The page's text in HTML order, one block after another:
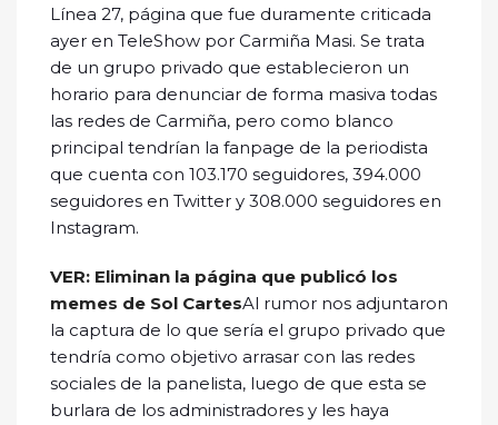
Línea 27, página que fue duramente criticada
ayer en TeleShow por Carmiña Masi. Se trata
de un grupo privado que establecieron un
horario para denunciar de forma masiva todas
las redes de Carmiña, pero como blanco
principal tendrían la fanpage de la periodista
que cuenta con 103.170 seguidores, 394.000
seguidores en Twitter y 308.000 seguidores en
Instagram.
VER: Eliminan la página que publicó los
memes de Sol CartesAl rumor nos adjuntaron
la captura de lo que sería el grupo privado que
tendría como objetivo arrasar con las redes
sociales de la panelista, luego de que esta se
burlara de los administradores y les haya